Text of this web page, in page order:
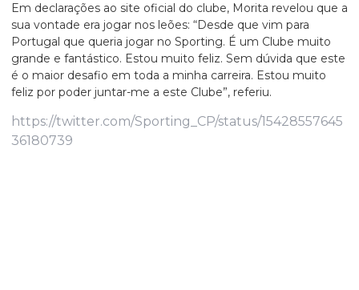
Em declarações ao site oficial do clube, Morita revelou que a
sua vontade era jogar nos leões: “Desde que vim para
Portugal que queria jogar no Sporting. É um Clube muito
grande e fantástico. Estou muito feliz. Sem dúvida que este
é o maior desafio em toda a minha carreira. Estou muito
feliz por poder juntar-me a este Clube”, referiu.
https://twitter.com/Sporting_CP/status/15428557645
36180739